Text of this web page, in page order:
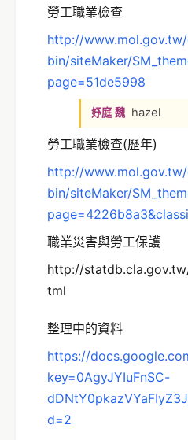
勞工職業檢查
http://
bin/siteMaker/
page=51de5998
妤庭 魏 hazel
勞工職業檢查(歷年)
http://
bin/siteMaker/
職業災害與勞工保護
http://
tml
整理中的資料
https://
key=0AgyJYIuFnSC-
d=2